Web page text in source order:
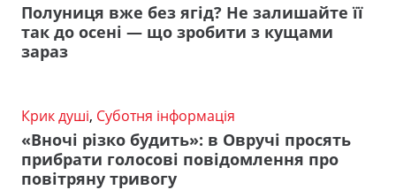
Полуниця вже без ягід? Не залишайте її
так до осені — що зробити з кущами
зараз
Крик душі, Суботня інформація
«Вночі різко будить»: в Овручі просять
прибрати голосові повідомлення про
повітряну тривогу